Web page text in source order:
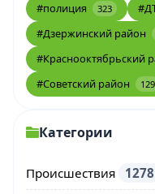
#полиция 323
#Дзержинский район
#Краснооктябрьский
#Советский район 129
Категории
Происшествия 1278